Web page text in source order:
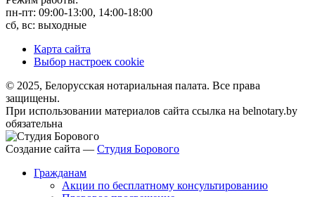
пн-пт: 09:00-13:00, 14:00-18:00
сб, вс: выходные
Карта сайта
Выбор настроек cookie
© 2025, Белорусская нотариальная палата. Все права
защищены.
При использовании материалов сайта ссылка на belnotary.by
обязательна
Создание сайта — Студия Борового
Гражданам
Акции по бесплатному консультированию